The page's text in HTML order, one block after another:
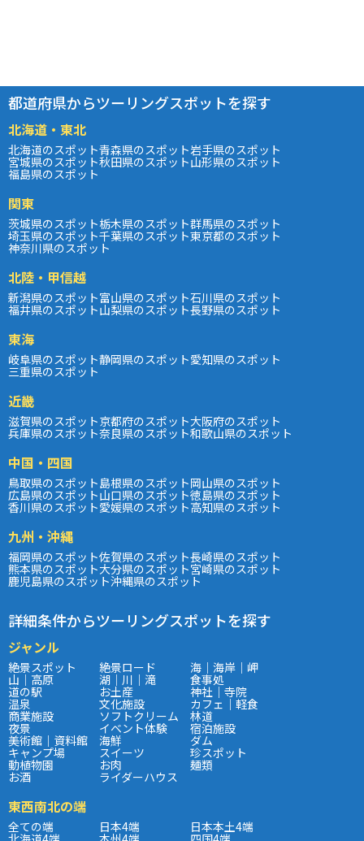
都道府県からツーリングスポットを探す
北海道・東北
北海道のスポット青森県のスポット岩手県のスポット
宮城県のスポット秋田県のスポット山形県のスポット
福島県のスポット
関東
茨城県のスポット栃木県のスポット群馬県のスポット
埼玉県のスポット千葉県のスポット東京都のスポット
神奈川県のスポット
北陸・甲信越
新潟県のスポット富山県のスポット石川県のスポット
福井県のスポット山梨県のスポット長野県のスポット
東海
岐阜県のスポット静岡県のスポット愛知県のスポット
三重県のスポット
近畿
滋賀県のスポット京都府のスポット大阪府のスポット
兵庫県のスポット奈良県のスポット和歌山県のスポット
中国・四国
鳥取県のスポット島根県のスポット岡山県のスポット
広島県のスポット山口県のスポット徳島県のスポット
香川県のスポット愛媛県のスポット高知県のスポット
九州・沖縄
福岡県のスポット佐賀県のスポット長崎県のスポット
熊本県のスポット大分県のスポット宮崎県のスポット
鹿児島県のスポット沖縄県のスポット
詳細条件からツーリングスポットを探す
ジャンル
絶景スポット 絶景ロード 海｜海岸｜岬
山｜高原 湖｜川｜滝 食事処
道の駅 お土産 神社｜寺院
温泉 文化施設 カフェ｜軽食
商業施設 ソフトクリーム 林道
夜景 イベント体験 宿泊施設
美術館｜資料館 海鮮 ダム
キャンプ場 スイーツ 珍スポット
動植物園 お肉 麺類
お酒 ライダーハウス
東西南北の端
全ての端 日本4端 日本本土4端